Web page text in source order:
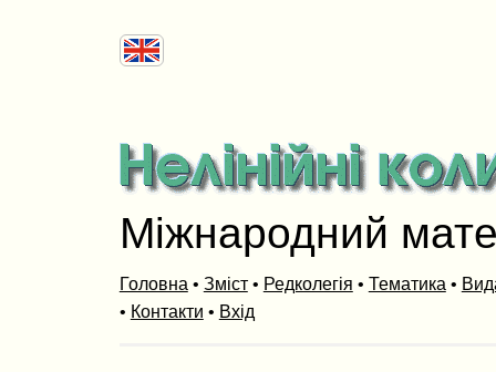
Міжнародний
Головна • Зміст• Редколегія • Тематика •
• Контакти • Вхід